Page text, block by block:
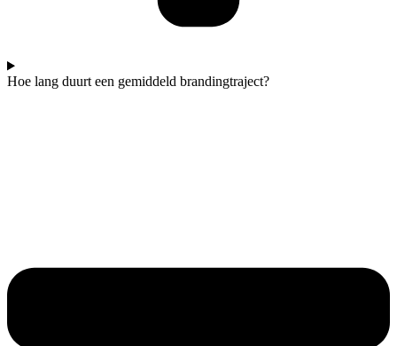
Hoe lang duurt een gemiddeld brandingtraject?